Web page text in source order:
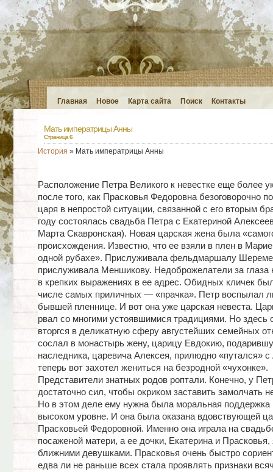
Главная Новое Карта сайта Поиск Контакты
Мать императрицы Анны
Страница 6
История » Мать императрицы Анны
Расположение Петра Великого к невестке еще более
после того, как Прасковья Федоровна безоговорочно
царя в непростой ситуации, связанной с его вторым
году состоялась свадьба Петра с Екатериной
Марта Скавронская). Новая царская жена была
происхождения. Известно, что ее взяли в плен в
одной рубахе». Прислуживала фельдмаршалу
прислуживала Меншикову. Недоброжелатели за глаза
в крепких выражениях в ее адрес. Обидных кличек
числе самых приличных — «прачка». Петр воспылал
бывшей пленнице. И вот она уже царская невеста.
рвал со многими устоявшимися традициями. Но здесь
вторгся в деликатную сферу августейших семейных
сослал в монастырь жену, царицу Евдокию,
наследника, царевича Алексея, прилюдно «путался»
теперь вот захотел жениться на безродной «чухонке».
Представители знатных родов роптали. Конечно, у
достаточно сил, чтобы окриком заставить замолчать
Но в этом деле ему нужна была моральная поддержка
высоком уровне. И она была оказана вдовствующей
Прасковьей Федоровной. Именно она играла на
посаженой матери, а ее дочки, Екатерина и Прасковья,
ближними девушками. Прасковья очень быстро
едва ли не раньше всех стала проявлять признаки